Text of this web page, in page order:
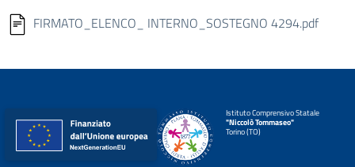
FIRMATO_ELENCO_ INTERNO_SOSTEGNO 4294.pdf
Istituto Comprensivo Statale
"Niccolò Tommaseo"
Torino (TO)